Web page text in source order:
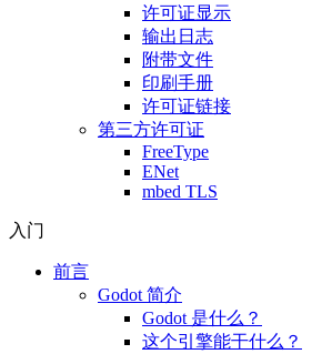
许可证显示
输出日志
附带文件
印刷手册
许可证链接
第三方许可证
FreeType
ENet
mbed TLS
入门
前言
Godot 简介
Godot 是什么？
这个引擎能干什么？